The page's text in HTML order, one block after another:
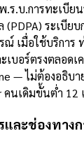
ร.บ.การทะเบีย
ระเบียบ
ณ์ เมื่อใช้บริการ
บอร์ตรงตลอดเ
— ไม่ต้องอธิบ
คนเดิมขั้นต่ำ 12
ละช่องทางก